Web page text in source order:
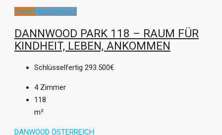
Trend Hausentwurf
DANNWOOD PARK 118 – RAUM FÜR
KINDHEIT, LEBEN, ANKOMMEN
Schlüsselfertig 293.500€
4 Zimmer
118
m²
DANWOOD ÖSTERREICH